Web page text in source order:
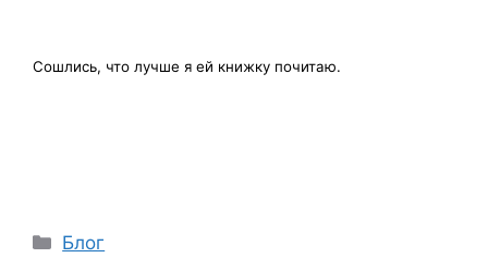
Сошлись, что лучше я ей книжку почитаю.
Рубрики
Блог